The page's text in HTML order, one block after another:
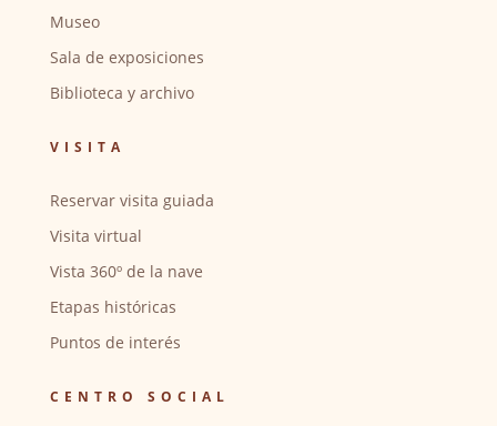
Museo
Sala de exposiciones
Biblioteca y archivo
VISITA
Reservar visita guiada
Visita virtual
Vista 360º de la nave
Etapas históricas
Puntos de interés
CENTRO SOCIAL